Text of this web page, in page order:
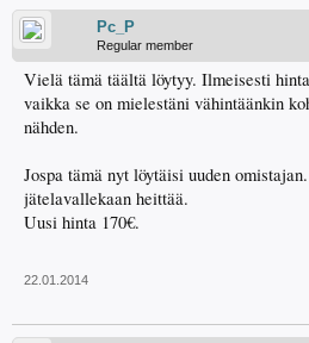
Pc_P
Regular member
Vielä tämä täältä löytyy. Ilmeisesti
vaikka se on mielestäni vähintäänkin
nähden.
Jospa tämä nyt löytäisi uuden
jätelavallekaan heittää.
Uusi hinta 170€.
22.01.2014